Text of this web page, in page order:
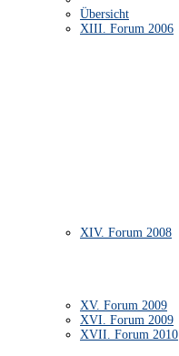
Übersicht
XIII. Forum 2006
XIV. Forum 2008
XV. Forum 2009
XVI. Forum 2009
XVII. Forum 2010